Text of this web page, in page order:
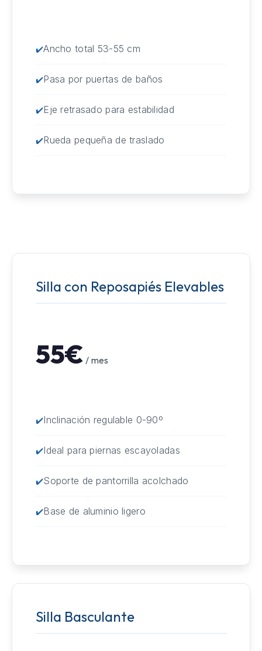
Ancho total 53-55 cm
Pasa por puertas de baños
Eje retrasado para estabilidad
Rueda pequeña de traslado
Silla con Reposapiés Elevables
55€ / mes
Inclinación regulable 0-90º
Ideal para piernas escayoladas
Soporte de pantorrilla acolchado
Base de aluminio ligero
Silla Basculante